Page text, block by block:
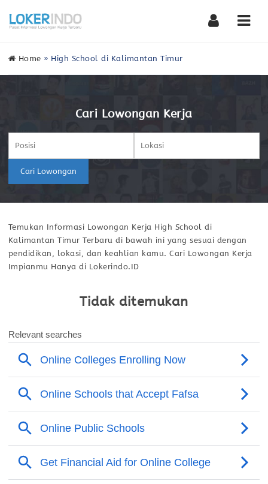
Home » High School di Kalimantan Timur
Cari Lowongan Kerja
Cari Lowongan
Temukan Informasi Lowongan Kerja High School di
Kalimantan Timur Terbaru di bawah ini yang sesuai dengan
pendidikan, lokasi, dan keahlian kamu. Cari Lowongan Kerja
Impianmu Hanya di Lokerindo.ID
Tidak ditemukan